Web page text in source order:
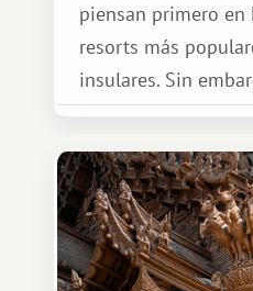
piensan primero en
resorts más
insulares. Sin
oportunidades que
de intercambio son
amplias. Entre
África, un
experiencia de
diferente.